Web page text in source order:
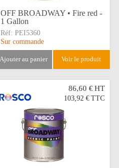
OFF BROADWAY • Fire red -
1 Gallon
Réf: PEI5360
Sur commande
ajouter au panier voir le produit
86,60 € HT
103,92 € TTC